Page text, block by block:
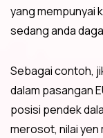
yang mempunyai
sedang anda
Sebagai contoh,
dalam pasangan
posisi pendek
merosot, nilai yen